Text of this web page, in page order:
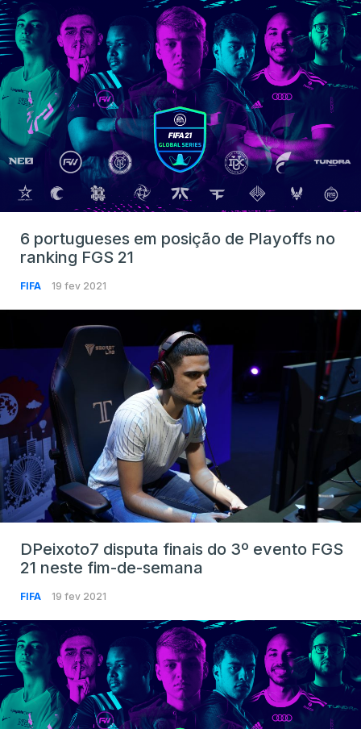
6 portugueses em posição de Playoffs no
ranking FGS 21
FIFA 19 fev 2021
DPeixoto7 disputa finais do 3º evento FGS
21 neste fim-de-semana
FIFA 19 fev 2021